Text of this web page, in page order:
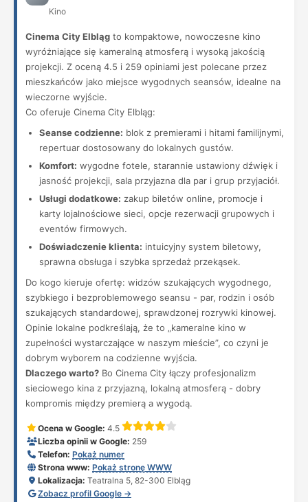
Kino
Cinema City Elbląg to kompaktowe, nowoczesne kino
wyróżniające się kameralną atmosferą i wysoką jakością
projekcji. Z oceną 4.5 i 259 opiniami jest polecane przez
mieszkańców jako miejsce wygodnych seansów, idealne na
wieczorne wyjście.
Co oferuje Cinema City Elbląg:
Seanse codzienne: blok z premierami i hitami familijnymi,
repertuar dostosowany do lokalnych gustów.
Komfort: wygodne fotele, starannie ustawiony dźwięk i
jasność projekcji, sala przyjazna dla par i grup przyjaciół.
Usługi dodatkowe: zakup biletów online, promocje i
karty lojalnościowe sieci, opcje rezerwacji grupowych i
eventów firmowych.
Doświadczenie klienta: intuicyjny system biletowy,
sprawna obsługa i szybka sprzedaż przekąsek.
Do kogo kieruje ofertę: widzów szukających wygodnego,
szybkiego i bezproblemowego seansu - par, rodzin i osób
szukających standardowej, sprawdzonej rozrywki kinowej.
Opinie lokalne podkreślają, że to „kameralne kino w
zupełności wystarczające w naszym mieście”, co czyni je
dobrym wyborem na codzienne wyjścia.
Dlaczego warto? Bo Cinema City łączy profesjonalizm
sieciowego kina z przyjazną, lokalną atmosferą - dobry
kompromis między premierą a wygodą.
Ocena w Google: 4.5
Liczba opinii w Google: 259
Telefon: Pokaż numer
Strona www: Pokaż stronę WWW
Lokalizacja: Teatralna 5, 82-300 Elbląg
Zobacz profil Google →